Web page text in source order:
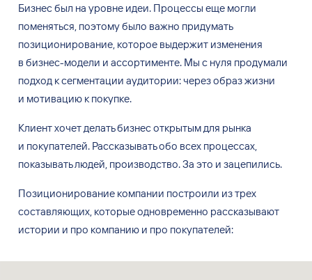
Бизнес был на уровне идеи. Процессы еще могли
поменяться, поэтому было важно придумать
позиционирование, которое выдержит изменения
в бизнес-модели и ассортименте. Мы с нуля продумали
подход ксегментации аудитории: через образ жизни
и мотивацию к покупке.
Клиент хочет делать бизнес открытым для рынка
и покупателей. Рассказывать обо всех процессах,
показывать людей, производство. За это и зацепились.
Позиционирование компании построили изтрех
составляющих, которые одновременно рассказывают
истории и про компанию и про покупателей: